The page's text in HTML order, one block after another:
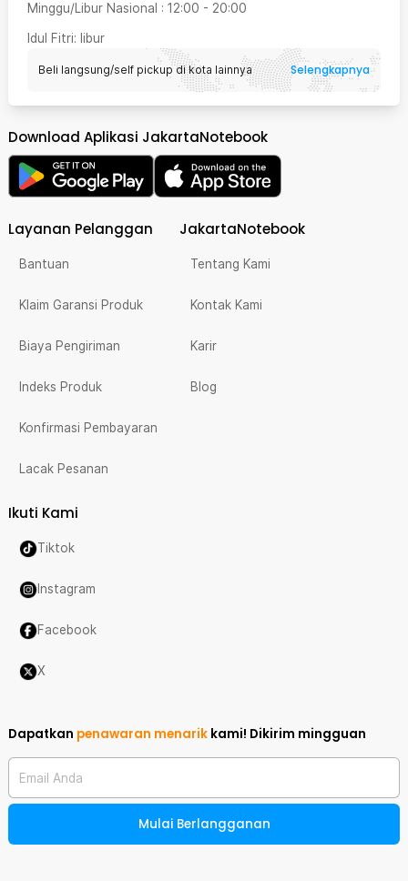
Minggu/Libur Nasional : 12:00 - 20:00
Idul Fitri: libur
Beli langsung/self pickup di kota lainnya Selengkapnya
Download Aplikasi JakartaNotebook
Layanan Pelanggan
Bantuan
Klaim Garansi Produk
Biaya Pengiriman
Indeks Produk
Konfirmasi Pembayaran
Lacak Pesanan
JakartaNotebook
Tentang Kami
Kontak Kami
Karir
Blog
Ikuti Kami
Tiktok
Instagram
Facebook
X
Dapatkan penawaran menarik kami! Dikirim mingguan
Email Anda
Mulai Berlangganan